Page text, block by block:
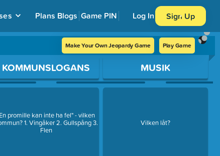
Plans Blogs Game PIN Log In Sign Up
Make Your Own Jeopardy Game Play Game
KOMMUNSLOGANS
promille kan inte ha fel" - vilken
1. Vingåker 2. Gullspång 3.
Flen
MUSIK
Vilken låt?